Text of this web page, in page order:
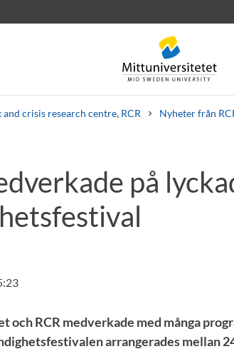
and crisis research centre, RCR Nyheter från
PersonalLediga jobbpå
RCR medverkade med många
arrangerades mellan